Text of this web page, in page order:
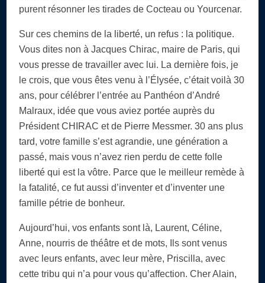
purent résonner les tirades de Cocteau ou Yourcenar.
Sur ces chemins de la liberté, un refus : la politique.
Vous dites non à Jacques Chirac, maire de Paris, qui
vous presse de travailler avec lui. La dernière fois, je
le crois, que vous êtes venu à l’Élysée, c’était voilà 30
ans, pour célébrer l’entrée au Panthéon d’André
Malraux, idée que vous aviez portée auprès du
Président CHIRAC et de Pierre Messmer. 30 ans plus
tard, votre famille s’est agrandie, une génération a
passé, mais vous n’avez rien perdu de cette folle
liberté qui est la vôtre. Parce que le meilleur remède à
la fatalité, ce fut aussi d’inventer et d’inventer une
famille pétrie de bonheur.
Aujourd’hui, vos enfants sont là, Laurent, Céline,
Anne, nourris de théâtre et de mots, Ils sont venus
avec leurs enfants, avec leur mère, Priscilla, avec
cette tribu qui n’a pour vous qu’affection. Cher Alain,